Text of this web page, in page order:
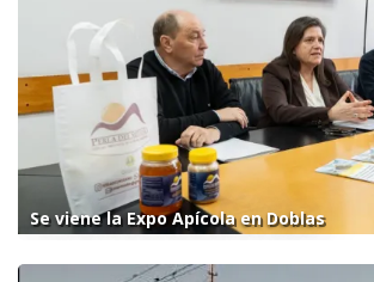
Se viene la Expo Apícola en Doblas